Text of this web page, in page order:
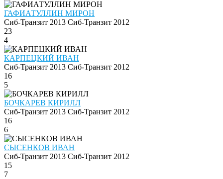
ГАФИАТУЛЛИН МИРОН
Сиб-Транзит 2013 Сиб-Транзит 2012
23
4
КАРПЕЦКИЙ ИВАН
Сиб-Транзит 2013 Сиб-Транзит 2012
16
5
БОЧКАРЕВ КИРИЛЛ
Сиб-Транзит 2013 Сиб-Транзит 2012
16
6
СЫСЕНКОВ ИВАН
Сиб-Транзит 2013 Сиб-Транзит 2012
15
7